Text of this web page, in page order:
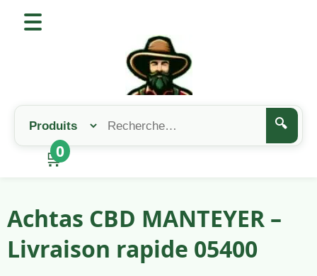
🔍
🛒
0
Achtas CBD MANTEYER –
Livraison rapide 05400